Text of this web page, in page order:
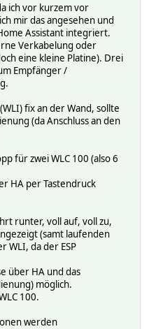
ich vor kurzem vor
mir das angesehen und
Assistant integriert.
Verkabelung oder
eine kleine Platine). Drei
Empfänger /
fix an der Wand, sollte
(da Anschluss an den
für zwei WLC 100 (also 6
HA per Tastendruck
runter, voll auf, voll zu,
(samt laufenden
WLI, da der ESP
über HA und das
möglich.
100.
werden